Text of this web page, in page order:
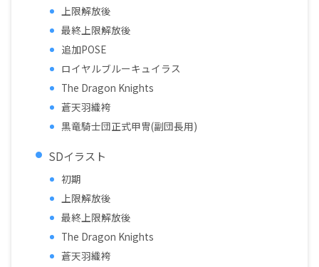
上限解放後
最終上限解放後
追加POSE
ロイヤルブルーキュイラス
The Dragon Knights
蒼天羽織袴
黒竜騎士団正式甲冑(副団長用)
SDイラスト
初期
上限解放後
最終上限解放後
The Dragon Knights
蒼天羽織袴